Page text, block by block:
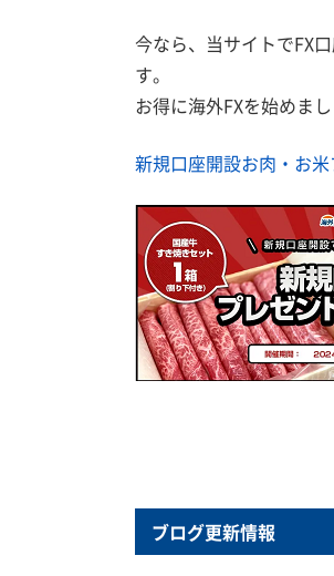
今なら、当サイトでFX
す。
お得に海外FXを始めまし
新規口座開設お肉・お
ブログ更新情報